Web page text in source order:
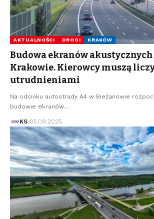
AKTUALNOŚCI DROGI KRAKÓW
Budowa ekranów akustycznych
Krakowie. Kierowcy muszą
utrudnieniami
Na odcinku autostrady A4 w Bieżanowie
budowie ekranów…
KS 05.09.2025